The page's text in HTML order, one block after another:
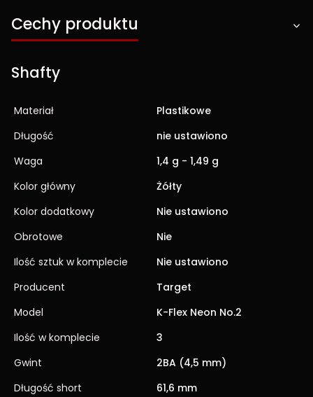
Cechy produktu
Shafty
Materiał
Plastikowe
Długość
nie ustawiono
Waga
1,4 g - 1,49 g
Kolor główny
Żółty
Kolor dodatkowy
Nie ustawiono
Obrotowe
Nie
Ilość sztuk w komplecie
Nie ustawiono
Producent
Target
Model
K-Flex Neon No.2
Ilość w komplecie
3
Gwint
2BA (4,5 mm)
Długość short
61,6 mm